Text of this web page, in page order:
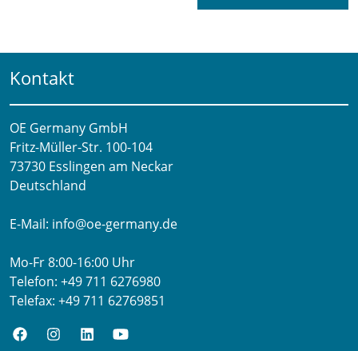
Kontakt
OE Germany GmbH
Fritz-Müller-Str. 100-104​
73730 Esslingen am Neckar​
Deutschland
E-Mail: info@oe-germany.de
Mo-Fr 8:00-16:00 Uhr
Telefon: +49 711 6276980
Telefax: +49 711 62769851